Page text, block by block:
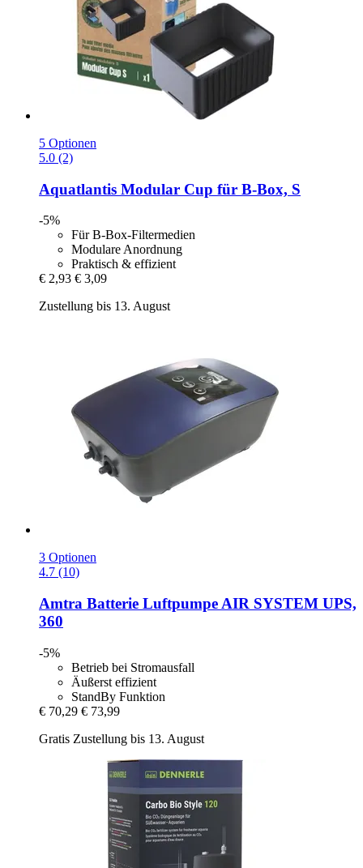
5 Optionen
5.0 (2)
Aquatlantis Modular Cup für B-​Box, S
-5%
Für B-Box-Filtermedien
Modulare Anordnung
Praktisch & effizient
€ 2,93 € 3,09
Zustellung bis 13. August
3 Optionen
4.7 (10)
Amtra Batterie Luftpumpe AIR SYSTEM UPS,
360
-5%
Betrieb bei Stromausfall
Äußerst effizient
StandBy Funktion
€ 70,29 € 73,99
Gratis Zustellung bis 13. August